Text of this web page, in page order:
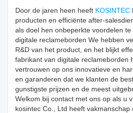
Door de jaren heen heeft KOSINTEC
producten en efficiënte after-
als doel hen onbeperkte voordelen
digitale reclameborden We hebben
R&D van het product, en het blijkt
fabrikant van digitale reclameborden
vertrouwen op ons innovatieve en
en garanderen dat we klanten de
gunstigste prijzen en de meest
Welkom bij contact met ons op als u
kosintec Co., Ltd heeft vakmanschap